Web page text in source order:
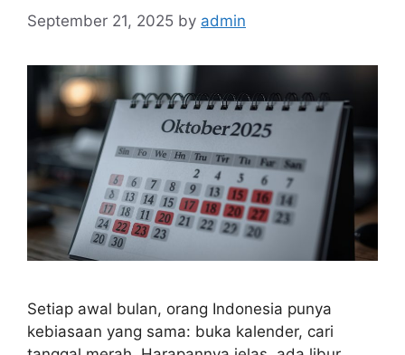
September 21, 2025 by admin
Setiap awal bulan, orang Indonesia punya
kebiasaan yang sama: buka kalender, cari